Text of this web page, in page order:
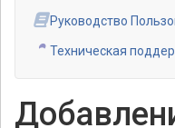
Руководство
Техническая